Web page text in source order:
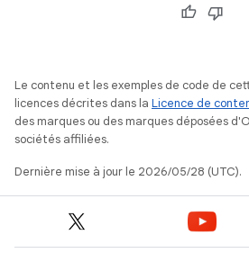
Le contenu et les exemples de code de
licences décrites dans la Licence de
des marques ou des marques déposées
sociétés affiliées.
Dernière mise à jour le 2026/05/28 (UTC).